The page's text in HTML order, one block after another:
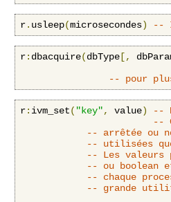
r. usleep(microsecondes) --
r: dbacquire(dbType [,
-- pour
r: ivm_set( "key", value)
--
--
-- arrêtée ou
-- utilisées
-- Les valeurs
-- ou boolean
-- chaque
-- grande